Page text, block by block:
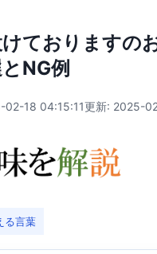
ておりますの
NG例
02-18 04:15:11更新: 2025-
る言葉